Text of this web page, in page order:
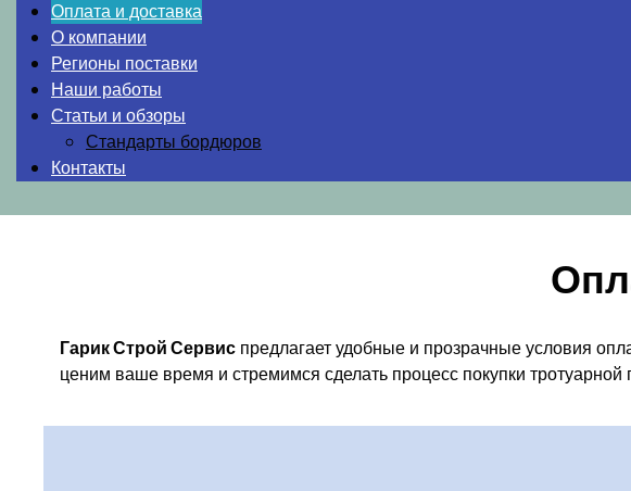
Оплата и доставка
О компании
Регионы поставки
Наши работы
Статьи и обзоры
Стандарты бордюров
Контакты
Гарик Строй Сервис предлагает удобные и прозрачные условия
ценим ваше время и стремимся сделать процесс покупки